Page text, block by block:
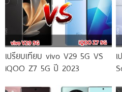
เปรียบเทียบ vivo V29 5G VS
iQOO Z7 5G ปี 2023